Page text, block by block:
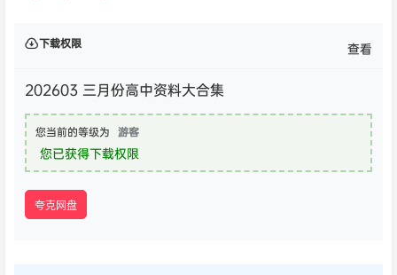
下载权限 查看
202603 三月份高中资料大合集
您当前的等级为 游客
您已获得下载权限
夸克网盘